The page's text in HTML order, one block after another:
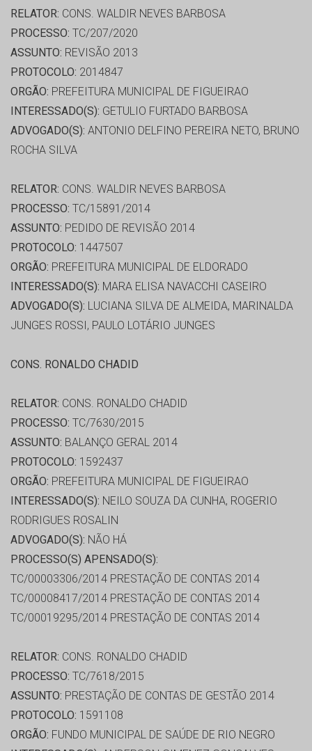
RELATOR: CONS. WALDIR NEVES BARBOSA
PROCESSO: TC/207/2020
ASSUNTO: REVISÃO 2013
PROTOCOLO: 2014847
ORGÃO: PREFEITURA MUNICIPAL DE FIGUEIRAO
INTERESSADO(S): GETULIO FURTADO BARBOSA
ADVOGADO(S): ANTONIO DELFINO PEREIRA NETO, BRUNO
ROCHA SILVA
RELATOR: CONS. WALDIR NEVES BARBOSA
PROCESSO: TC/15891/2014
ASSUNTO: PEDIDO DE REVISÃO 2014
PROTOCOLO: 1447507
ORGÃO: PREFEITURA MUNICIPAL DE ELDORADO
INTERESSADO(S): MARA ELISA NAVACCHI CASEIRO
ADVOGADO(S): LUCIANA SILVA DE ALMEIDA, MARINALDA
JUNGES ROSSI, PAULO LOTÁRIO JUNGES
CONS. RONALDO CHADID
RELATOR: CONS. RONALDO CHADID
PROCESSO: TC/7630/2015
ASSUNTO: BALANÇO GERAL 2014
PROTOCOLO: 1592437
ORGÃO: PREFEITURA MUNICIPAL DE FIGUEIRAO
INTERESSADO(S): NEILO SOUZA DA CUNHA, ROGERIO
RODRIGUES ROSALIN
ADVOGADO(S): NÃO HÁ
PROCESSO(S) APENSADO(S):
TC/00003306/2014 PRESTAÇÃO DE CONTAS 2014
TC/00008417/2014 PRESTAÇÃO DE CONTAS 2014
TC/00019295/2014 PRESTAÇÃO DE CONTAS 2014
RELATOR: CONS. RONALDO CHADID
PROCESSO: TC/7618/2015
ASSUNTO: PRESTAÇÃO DE CONTAS DE GESTÃO 2014
PROTOCOLO: 1591108
ORGÃO: FUNDO MUNICIPAL DE SAÚDE DE RIO NEGRO